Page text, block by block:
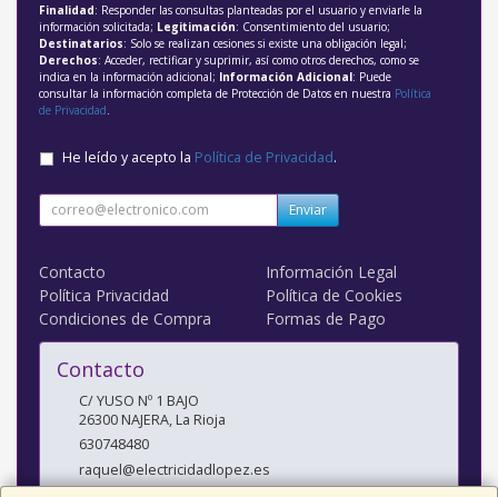
Finalidad: Responder las consultas planteadas por el usuario y enviarle la
información solicitada; Legitimación: Consentimiento del usuario;
Destinatarios: Solo se realizan cesiones si existe una obligación legal;
Derechos: Acceder, rectificar y suprimir, así como otros derechos, como se
indica en la información adicional; Información Adicional: Puede
consultar la información completa de Protección de Datos en nuestra Política
de Privacidad
He leído y acepto la Política de Privacidad.
Enviar
Contacto
Información Legal
Política Privacidad
Política de Cookies
Condiciones de Compra
Formas de Pago
Contacto
C/ YUSO Nº 1 BAJO
26300NAJERA,La Rioja
630748480
raquel@electricidadlopez.es